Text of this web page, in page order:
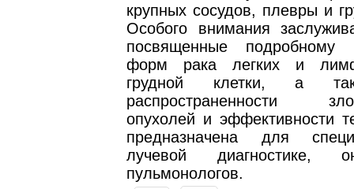
крупных сосудов, плевры и
Особого внимания
посвященные подробному
форм рака легких и
грудной клетки, а
распространенности
опухолей и эффективности
предназначена для
лучевой диагностике,
пульмонологов.